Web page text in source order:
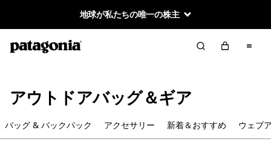
地球が私たちの唯一の株主
絞り込み／並び替え
絞り込み
カテゴリー
バッグ & バックパック
アウトドアバッグ＆ギア
バッグ & バックパック アクセサリー 新着＆おすすめ ウェブ